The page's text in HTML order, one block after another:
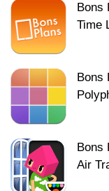
Bons
Time
Bons
Bons
Air